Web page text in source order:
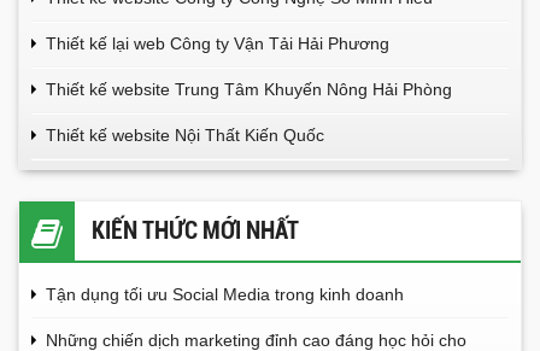
Thiết kế lại web Công ty Vận Tải Hải Phương
Thiết kế website Trung Tâm Khuyến Nông Hải Phòng
Thiết kế website Nội Thất Kiến Quốc
KIẾN THỨC MỚI NHẤT
Tận dụng tối ưu Social Media trong kinh doanh
Những chiến dịch marketing đỉnh cao đáng học hỏi cho